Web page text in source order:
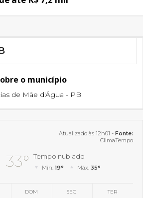
o município
de Mãe d'Água - PB
Atualizado às 12h01 - Fonte:
ClimaTempo
33° Tempo nublado
Mín.19° Máx. 35°
DOM SEG TER